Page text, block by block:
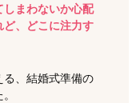
しまわないか心配
ど、どこに注力す
る、結婚式準備の